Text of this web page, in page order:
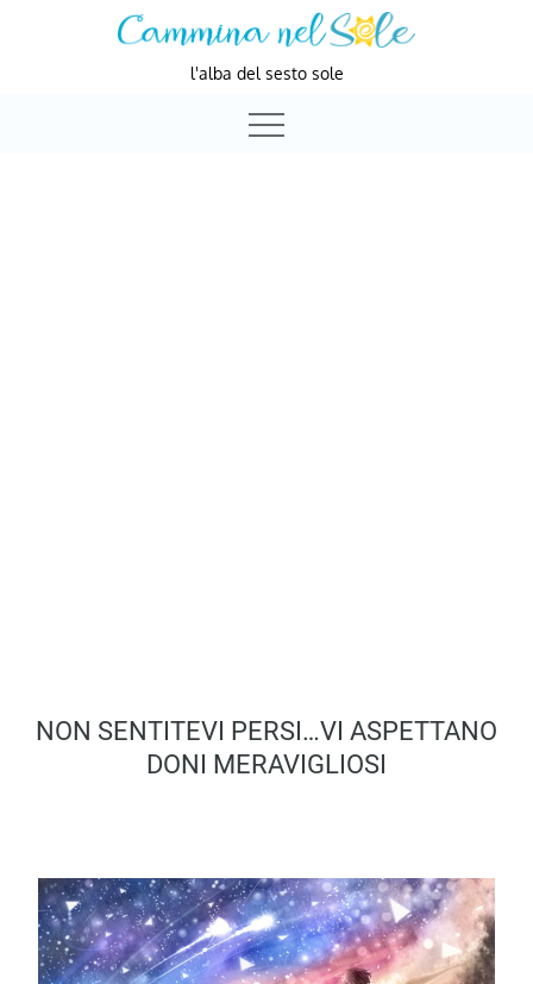
l'alba del sesto sole
NON SENTITEVI PERSI…VI ASPETTANO
DONI MERAVIGLIOSI